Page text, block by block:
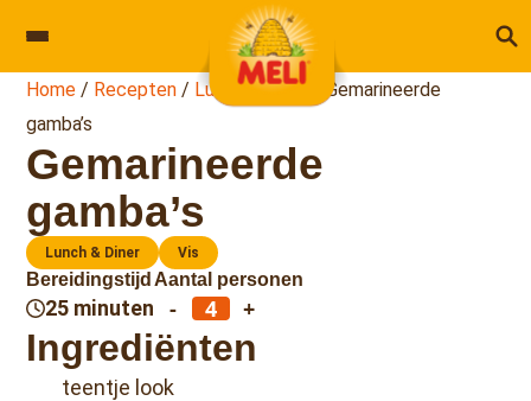
Home/ Recepten/ Lunch & Diner
Gemarineerde
gamba’s
Gemarineerde
gamba’s
Lunch & Diner Vis
Bereidingstijd
25 minuten
Aantal personen
- +
Ingrediënten
teentje look